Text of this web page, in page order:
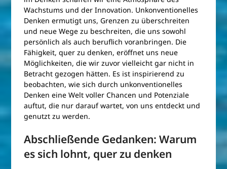
Wachstums und der Innovation. Unkonventionelles
Denken ermutigt uns, Grenzen zu überschreiten
und neue Wege zu beschreiten, die uns sowohl
persönlich als auch beruflich voranbringen. Die
Fähigkeit, quer zu denken, eröffnet uns neue
Möglichkeiten, die wir zuvor vielleicht gar nicht in
Betracht gezogen hätten. Es ist inspirierend zu
beobachten, wie sich durch unkonventionelles
Denken eine Welt voller Chancen und Potenziale
auftut, die nur darauf wartet, von uns entdeckt und
genutzt zu werden.
Abschließende Gedanken: Warum
es sich lohnt, quer zu denken